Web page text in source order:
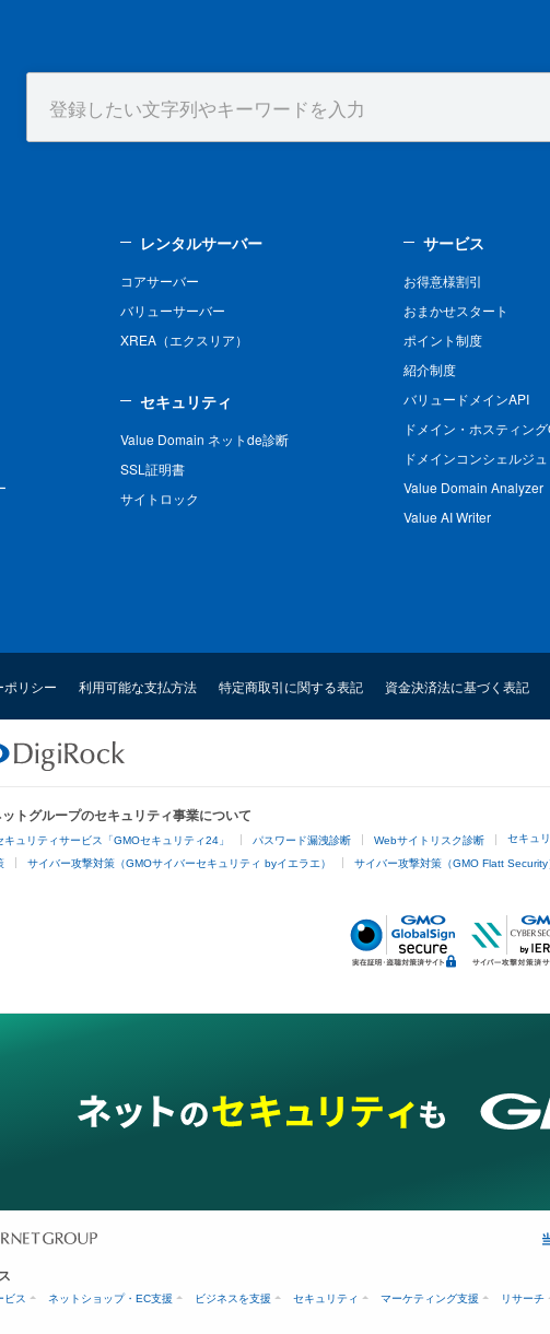
レンタルサーバー
コアサーバー
バリューサーバー
XREA（エクスリア）
セキュリティ
Value Domain ネットde診断
SSL証明書
サイトロック
サービス
お得意様割引
おまかせスタート
ポイント制度
紹介制度
バリュードメインAPI
ドメイン・ホスティン
ドメインコンシェルジュ
Value Domain Analyzer
Value AI Writer
ポリシー 利用可能な支払方法 特定商取引に関する表記 資金決済法に基づく表記
トグループのセキュリティ事業について
ュリティサービス「GMOセキュリティ24」 パスワード漏洩診断 Webサイトリスク診断 セキュ
サイバー攻撃対策（GMOサイバーセキュリティ byイエラエ） サイバー攻撃対策（GMO Flatt Security
ビス ネットショップ・EC支援 ビジネスを支援 セキュリティ マーケティング支援 リサーチ